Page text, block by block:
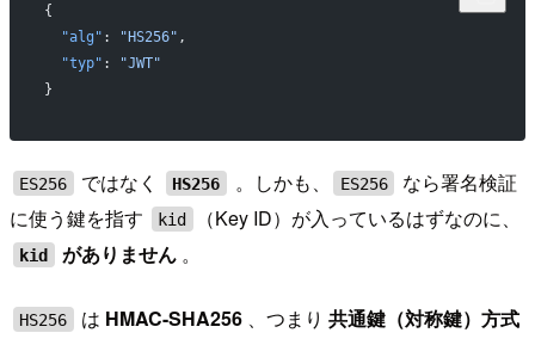
{
  "alg"
: "HS256" ,
  "typ"
:
"JWT"
}
ES256 ではなく HS256 。しかも、 ES256
なら署名検証
に使う鍵を指す
kid （Key ID）が入っているはずなのに、
kid がありません 。
HS256 は HMAC-SHA256 、つまり共通鍵（対称鍵）方式